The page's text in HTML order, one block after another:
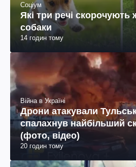
Соціум
Які три речі скорочують
собаки
14 годин тому
Війна в Україні
Дрони атакували
спалахнув найбільший
(фото, відео)
20 годин тому